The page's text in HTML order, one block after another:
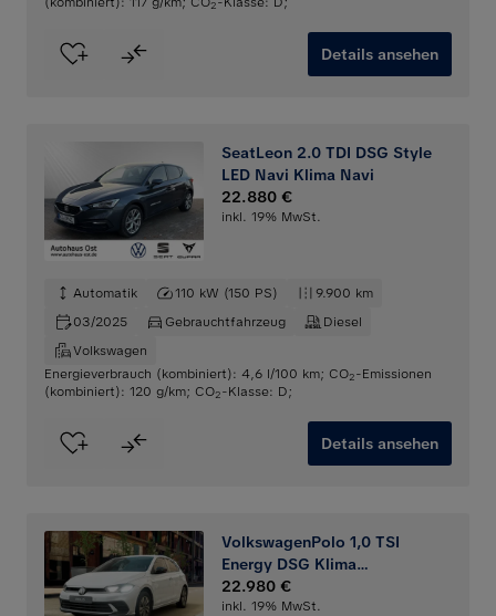
2
Details ansehen
SeatLeon 2.0 TDI DSG Style
LED Navi Klima Navi
22.880 €
inkl. 19% MwSt.
Automatik 110 kW (150 PS)
9.900 km
03/2025
Gebrauchtfahrzeug
Diesel
Volkswagen
Energieverbrauch (kombiniert): 4,6 l/100 km; CO2-Emissionen
(kombiniert): 120 g/km; CO2-Klasse: D;
Details ansehen
VolkswagenPolo 1,0 TSI
Energy DSG Klima
Rückfahrkamera
22.980 €
inkl. 19% MwSt.